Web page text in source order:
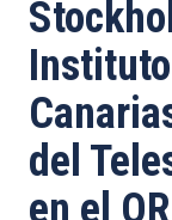
del
en el